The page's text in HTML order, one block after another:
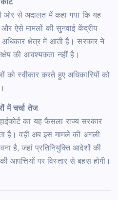
ओर से अदालत में कहा गया कि यह
और ऐसे मामलों की सुनवाई केंद्रीय
क्षेत्र में आती है। सरकार ने
की आवश्यकता नहीं है।
को स्वीकार करते हुए अधिकारियों को
में चर्चा तेज
का यह फैसला राज्य सरकार
है। वहीं अब इस मामले की अगली
है, जहां प्रतिनियुक्ति आदेशों की
आपत्तियों पर विस्तार से बहस होगी।